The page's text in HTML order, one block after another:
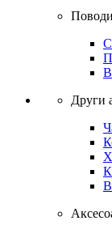
Поводи
Други